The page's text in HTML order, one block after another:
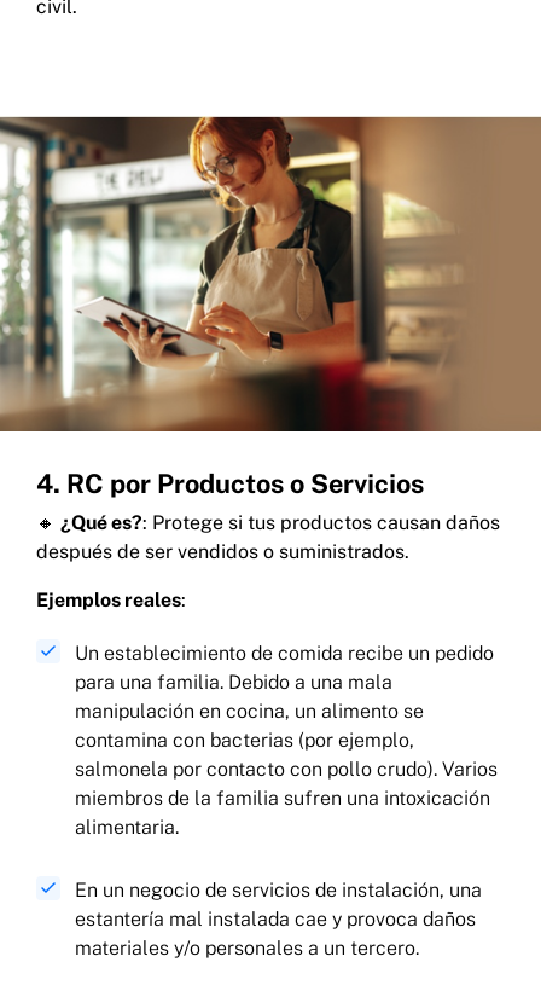
civil.
4. RC por Productos o Servicios
🔸 ¿Qué es?: Protege si tus productos causan daños
después de ser vendidos o suministrados.
Ejemplos reales:
Un establecimiento de comida recibe un pedido
para una familia. Debido a una mala
manipulación en cocina, un alimento se
contamina con bacterias (por ejemplo,
salmonela por contacto con pollo crudo). Varios
miembros de la familia sufren una intoxicación
alimentaria.
En un negocio de servicios de instalación, una
estantería mal instalada cae y provoca daños
materiales y/o personales a un tercero.